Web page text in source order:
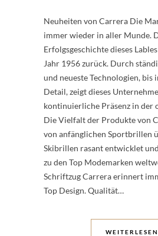
Neuheiten von Carrera Die
immer wieder in aller Munde.
Erfolgsgeschichte dieses
Jahr 1956 zurück. Durch
und neueste Technologien, bis
Detail, zeigt dieses
kontinuierliche Präsenz in der
Die Vielfalt der Produkte von
von anfänglichen Sportbrillen
Skibrillen rasant entwicklet
zu den Top Modemarken
Schriftzug Carrera erinnert
Top Design. Qualität…
WEITERLESEN